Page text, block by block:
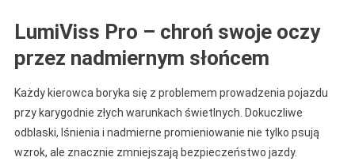
LumiViss Pro – chroń swoje oczy
przez nadmiernym słońcem
Każdy kierowca boryka się z problemem prowadzenia pojazdu
przy karygodnie złych warunkach świetlnych. Dokuczliwe
odblaski, lśnienia i nadmierne promieniowanie nie tylko psują
wzrok, ale znacznie zmniejszają bezpieczeństwo jazdy.